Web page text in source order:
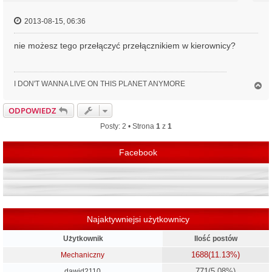
2013-08-15, 06:36
nie możesz tego przełączyć przełącznikiem w kierownicy?
I DON'T WANNA LIVE ON THIS PLANET ANYMORE
ODPOWIEDZ
Posty: 2 • Strona 1 z 1
Facebook
Najaktywniejsi użytkownicy
Użytkownik
Ilość postów
Mechaniczny
1688(11.13%)